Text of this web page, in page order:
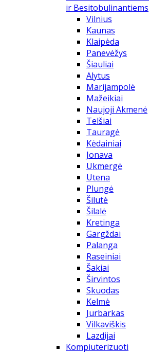
ir Besitobulinantiems
Vilnius
Kaunas
Klaipėda
Panevėžys
Šiauliai
Alytus
Marijampolė
Mažeikiai
Naujoji Akmenė
Telšiai
Tauragė
Kėdainiai
Jonava
Ukmergė
Utena
Plungė
Šilutė
Šilalė
Kretinga
Gargždai
Palanga
Raseiniai
Šakiai
Širvintos
Skuodas
Kelmė
Jurbarkas
Vilkaviškis
Lazdijai
Kompiuterizuoti